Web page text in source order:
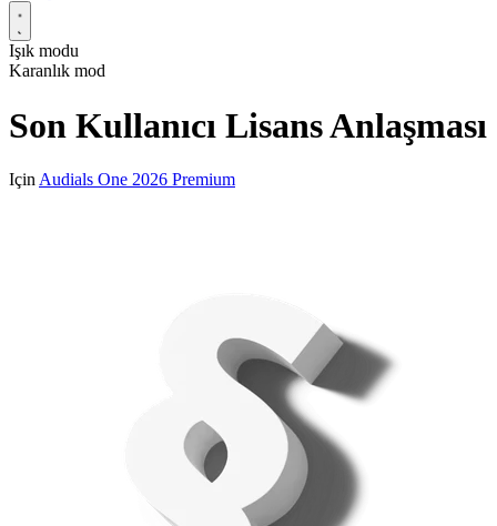
Işık modu
Karanlık mod
Son Kullanıcı Lisans Anlaşması
Için Audials One 2026 Premium